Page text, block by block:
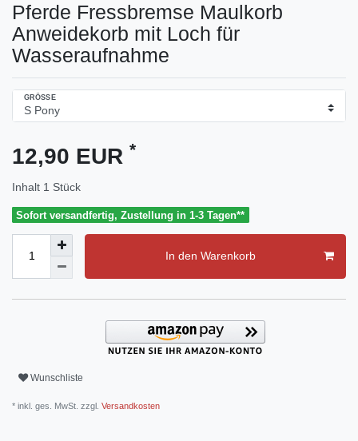
Pferde Fressbremse Maulkorb
Anweidekorb mit Loch für
Wasseraufnahme
GRÖSSE
12,90 EUR *
Inhalt 1 Stück
Sofort versandfertig, Zustellung in 1-3 Tagen**
In den Warenkorb
Wunschliste
* inkl. ges. MwSt. zzgl. Versandkosten